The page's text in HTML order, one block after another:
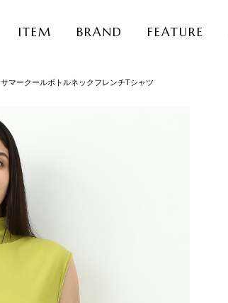
ITEM BRAND FEATURE
サマークールボトルネックフレンチTシャツ